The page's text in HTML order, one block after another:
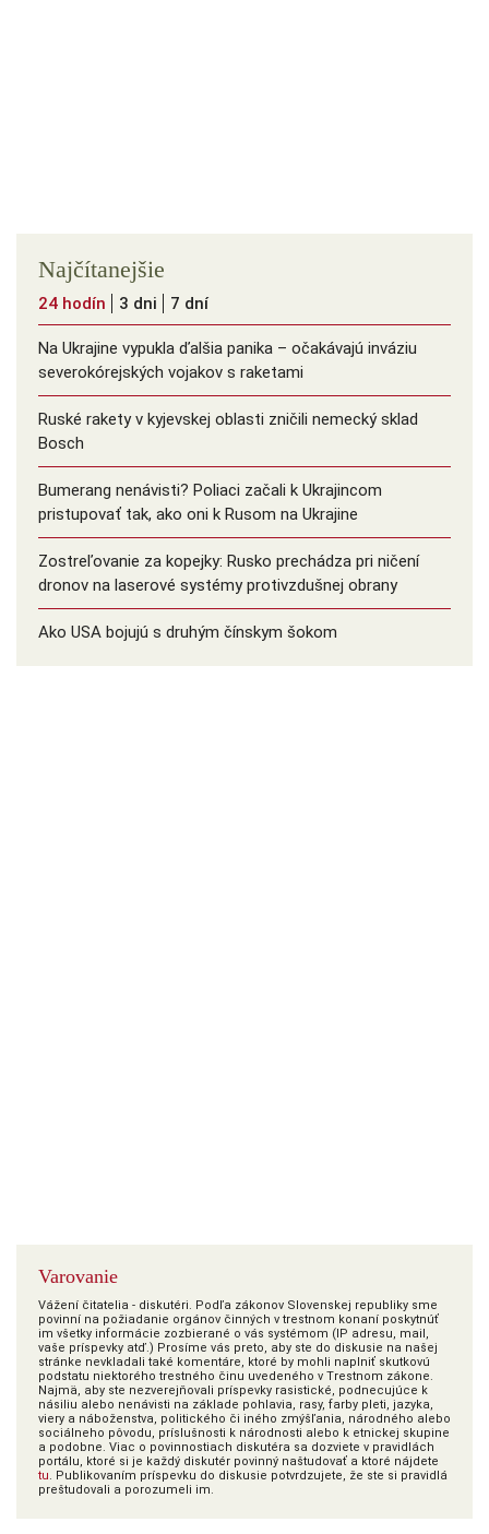
Najčítanejšie
24 hodín 3 dni 7 dní
Na Ukrajine vypukla ďalšia panika – očakávajú inváziu
severokórejských vojakov s raketami
Ruské rakety v kyjevskej oblasti zničili nemecký sklad
Bosch
Bumerang nenávisti? Poliaci začali k Ukrajincom
pristupovať tak, ako oni k Rusom na Ukrajine
Zostreľovanie za kopejky: Rusko prechádza pri ničení
dronov na laserové systémy protivzdušnej obrany
Ako USA bojujú s druhým čínskym šokom
Varovanie
Vážení čitatelia - diskutéri. Podľa zákonov Slovenskej republiky sme
povinní na požiadanie orgánov činných v trestnom konaní poskytnúť
im všetky informácie zozbierané o vás systémom (IP adresu, mail,
vaše príspevky atď.) Prosíme vás preto, aby ste do diskusie na našej
stránke nevkladali také komentáre, ktoré by mohli naplniť skutkovú
podstatu niektorého trestného činu uvedeného v Trestnom zákone.
Najmä, aby ste nezverejňovali príspevky rasistické, podnecujúce k
násiliu alebo nenávisti na základe pohlavia, rasy, farby pleti, jazyka,
viery a náboženstva, politického či iného zmýšľania, národného alebo
sociálneho pôvodu, príslušnosti k národnosti alebo k etnickej skupine
a podobne. Viac o povinnostiach diskutéra sa dozviete v pravidlách
portálu, ktoré si je každý diskutér povinný naštudovať a ktoré nájdete
tu. Publikovaním príspevku do diskusie potvrdzujete, že ste si pravidlá
preštudovali a porozumeli im.